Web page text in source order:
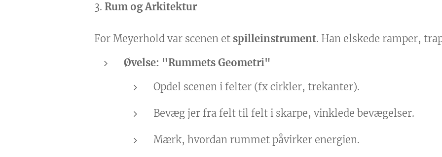
3. Rum og Arkitektur
For Meyerhold var scenen et spilleinstrument. Han elskede ramper,
Øvelse: "Rummets Geometri"
Opdel scenen i felter (fx cirkler, trekanter).
Bevæg jer fra felt til felt i skarpe, vinklede bevægelser.
Mærk, hvordan rummet påvirker energien.